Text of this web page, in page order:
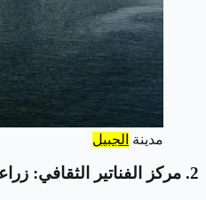
مدينة الجبيل
2. مركز الفناتير الثقافي: زراعة الثقافة وإلهام العقول